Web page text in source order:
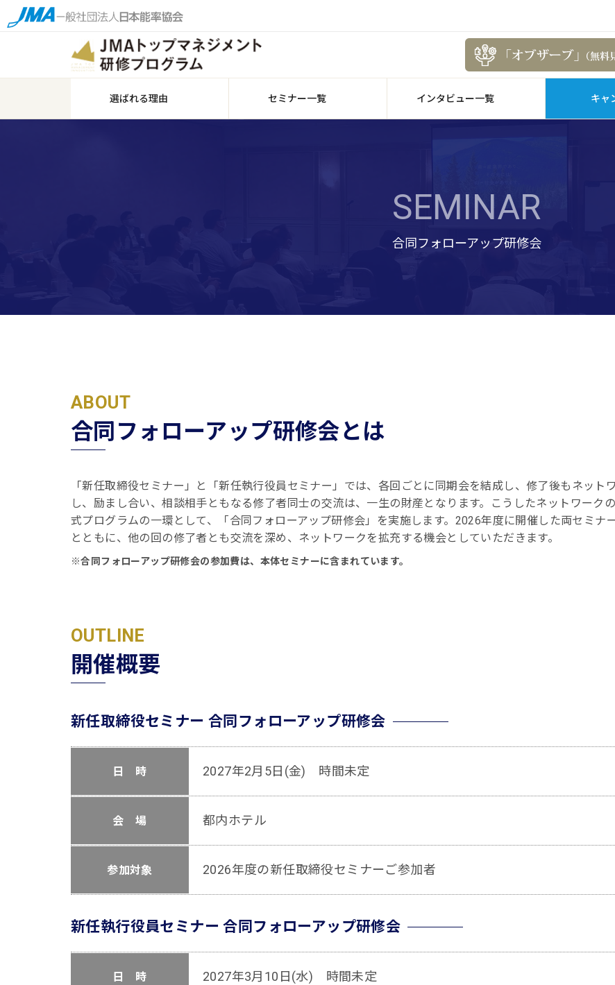
選ばれる理由 セミナー一覧 インタビュー一覧 キャ
SEMINAR
合同フォローアップ研修会
ABOUT
合同フォローアップ研修会とは
「新任取締役セミナー」と「新任執行役員セミナー」では、各回ごとに同期会を結成し、修了後もネット
し、励まし合い、相談相手ともなる修了者同士の交流は、一生の財産となります。こうしたネットワーク
式プログラムの一環として、「合同フォローアップ研修会」を実施します。2026年度に開催した両セミナ
とともに、他の回の修了者とも交流を深め、ネットワークを拡充する機会としていただきます。
※合同フォローアップ研修会の参加費は、本体セミナーに含まれています。
OUTLINE
開催概要
新任取締役セミナー 合同フォローアップ研修会
日 時 2027年2月5日(金) 時間未定
会 場 都内ホテル
参加対象 2026年度の新任取締役セミナーご参加者
新任執行役員セミナー 合同フォローアップ研修会
日 時 2027年3月10日(水) 時間未定